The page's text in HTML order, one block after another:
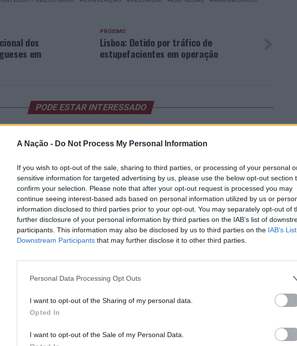
A Nação - Do Not Process My Personal Information
If you wish to opt-out of the sale, sharing to third parties, or processing of your personal
sensitive information for targeted advertising by us, please use the below opt-out section
confirm your selection. Please note that after your opt-out request is processed you may
continue seeing interest-based ads based on personal information utilized by us or
information disclosed to third parties prior to your opt-out. You may separately opt-out of
further disclosure of your personal information by third parties on the IAB’s list of
participants. This information may also be disclosed by us to third parties on the IAB’s
Downstream Participants that may further disclose it to other third parties.
Personal Data Processing Opt Outs
I want to opt-out of the Sharing of my personal data.
Opted In
I want to opt-out of the Sale of my Personal Data.
PRÓXIMO
Lisboa: Detido por tráfico de
estupefacientes em operação
dos
em
PODE ESTAR INTERESSADO
cidadãos romenos por tráfico de estupefaciente
Viana do Castelo acolhe etapa do Porto: Mais quatro detenções por